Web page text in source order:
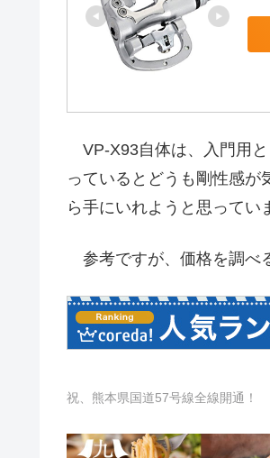
VP-X93自体は、入門用
っているとどうも剛性感が
ら手にいれようと思ってい
参考ですが、価格を調べ
祝、熊本県国道57号線全線開通！